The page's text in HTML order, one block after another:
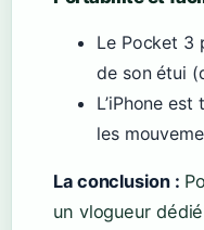
Le Pocket 3
de son étui
L’iPhone
les
La conclusion :
un vlogueur